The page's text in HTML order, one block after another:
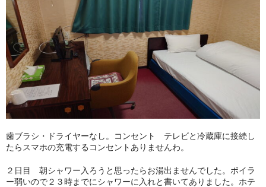
歯ブラシ・ドライヤーなし。コンセント テレビと冷蔵庫に接続し
たらスマホの充電するコンセントありませんわ。
２日目 朝シャワー入ろうと思ったらお湯出ませんでした。ボイラ
ー弱いので２３時までにシャワーに入れと書いてありました。ホテ